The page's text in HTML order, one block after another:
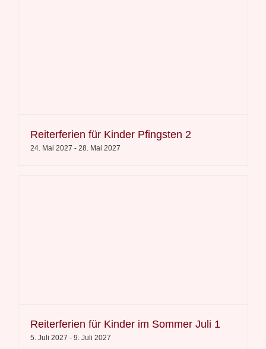
Reiterferien für Kinder Pfingsten 2
24. Mai 2027 - 28. Mai 2027
Reiterferien für Kinder im Sommer Juli 1
5. Juli 2027 - 9. Juli 2027